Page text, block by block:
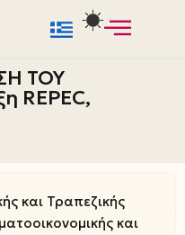
ΤΟΥ
REPEC,
και Τραπεζικής
και